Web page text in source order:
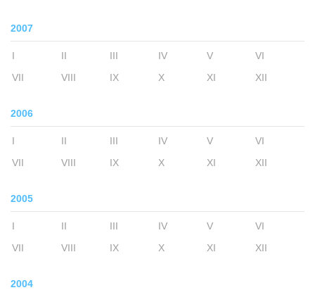
2007
I II III IV V
VI
VII
VIII IX X XI XII
2006
I II III IV V
VI
VII
VIII IX X XI XII
2005
I II III IV V
VI
VII
VIII IX X XI XII
2004